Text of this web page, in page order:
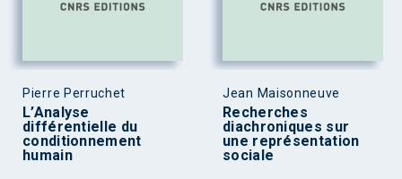
Pierre Perruchet
L’Analyse
différentielle du
conditionnement
humain
Jean Maisonneuve
Recherches
diachroniques sur
une représentation
sociale